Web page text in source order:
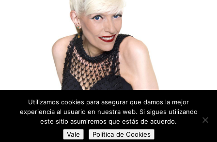
Isabel Alcón –Política de Privacidad /Política de
Cookies
– Design:Mediolimon
Utilizamos cookies para asegurar que damos la mejor
experiencia al usuario en nuestra web. Si sigues utilizando
este sitio asumiremos que estás de acuerdo.
Vale
Política de Cookies